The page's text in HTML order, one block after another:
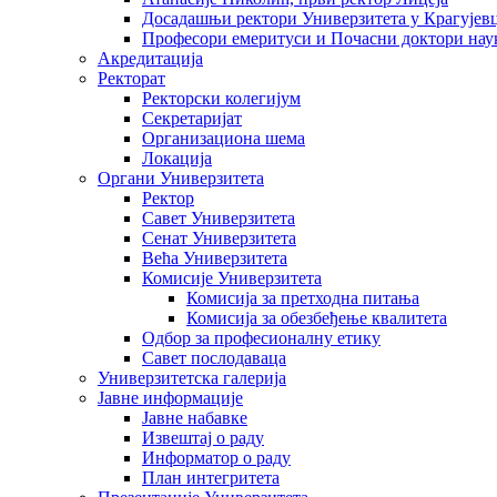
Досадашњи ректори Универзитета у
Професори емеритуси и Почасни доктори
Акредитација
Ректорат
Ректорски колегијум
Секретаријат
Организациона шема
Локација
Органи Универзитета
Ректор
Савет Универзитета
Сенат Универзитета
Већа Универзитета
Комисије Универзитета
Комисија за претходна питања
Комисија за обезбеђење квалитета
Одбор за професионалну етику
Савет послодаваца
Универзитетска галерија
Јавне информације
Јавне набавке
Извештај о раду
Информатор о раду
План интегритета